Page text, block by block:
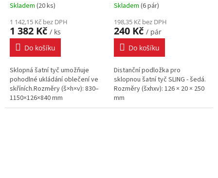
Skladem (20 ks)
1 142,15 Kč bez DPH
1 382 Kč / ks
Do košíku
Sklopná šatní tyč umožňuje
pohodlné ukládání oblečení ve
skříních.Rozměry (š×h×v): 830–
1150×126×840 mm
Skladem (6 pár)
198,35 Kč bez DPH
240 Kč / pár
Do košíku
Distanční podložka pro
sklopnou šatní tyč SLING - šedá.
Rozměry (šxhxv): 126 × 20 × 250
mm